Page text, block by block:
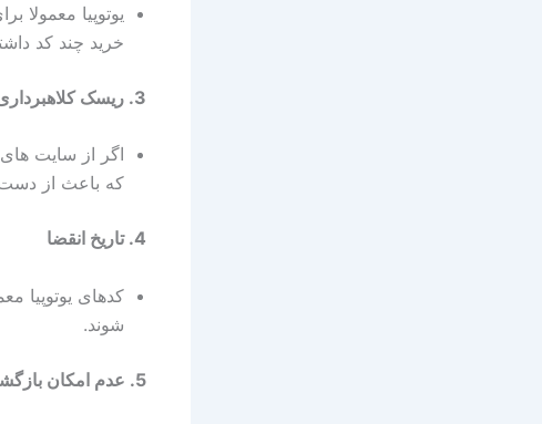
یوتوپیا معمولا
خرید چند کد
3. ریسک
اگر از سایت
که باعث از
4. تاریخ انقضا
کدهای یوتوپیا
شوند.
5. عدم امکان